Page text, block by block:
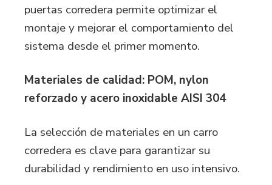
puertas corredera permite optimizar el
montaje y mejorar el comportamiento del
sistema desde el primer momento.
Materiales de calidad: POM, nylon
reforzado y acero inoxidable AISI 304
La selección de materiales en un carro
corredera es clave para garantizar su
durabilidad y rendimiento en uso intensivo.